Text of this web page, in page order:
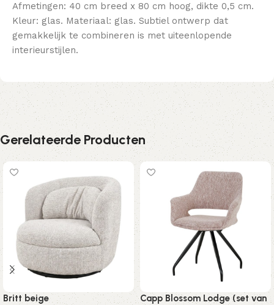
Afmetingen: 40 cm breed x 80 cm hoog, dikte 0,5 cm.
Kleur: glas. Materiaal: glas. Subtiel ontwerp dat
gemakkelijk te combineren is met uiteenlopende
interieurstijlen.
Gerelateerde Producten
Britt beige
Capp Blossom Lodge (set van